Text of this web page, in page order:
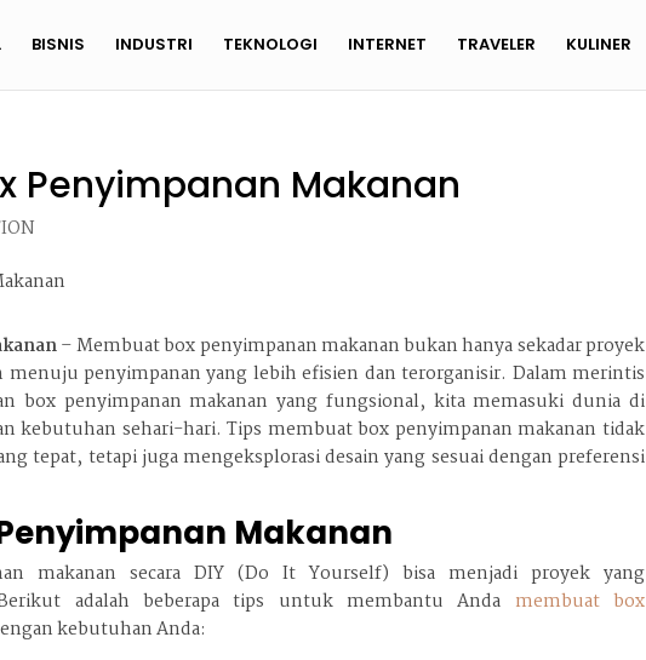
BISNIS INDUSTRI TEKNOLOGI INTERNET TRAVELER KULINER
Penyimpanan Makanan
– Membuat box penyimpanan makanan bukan hanya sekadar proyek
menuju penyimpanan yang lebih efisien dan terorganisir. Dalam merintis
box penyimpanan makanan yang fungsional, kita memasuki dunia di
kebutuhan sehari-hari. Tips membuat box penyimpanan makanan tidak
tepat, tetapi juga mengeksplorasi desain yang sesuai dengan preferensi
Makanan
makanan secara DIY (Do It Yourself) bisa menjadi proyek yang
adalah beberapa tips untuk membantu Anda membuat box
kebutuhan Anda: